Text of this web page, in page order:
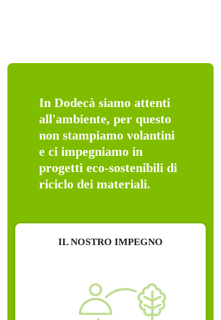
In Dodecà siamo attenti
all'ambiente, per questo
non stampiamo volantini
e ci impegniamo in
progetti eco-sostenibili di
riciclo dei materiali.
IL NOSTRO IMPEGNO